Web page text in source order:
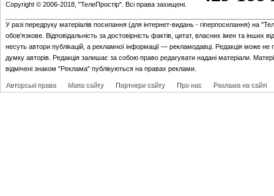
Copyright © 2006-2018, "ТелеПростір". Всі права захищені.
У разі передруку матеріалів посилання (для iнтернет-видань - гiперпосилання) на
обов'язкове. Відповідальність за достовірність фактів, цитат, власних імен та інших
несуть автори публікацій, а рекламної інформації — рекламодавці. Редакція може не
думку авторів. Редакція залишає за собою право редагувати надані матеріали.
відмічені знаком "Реклама" публікуються на правах реклами.
Авторські права Мапа сайту Партнери сайту Про нас Реклама на сайті